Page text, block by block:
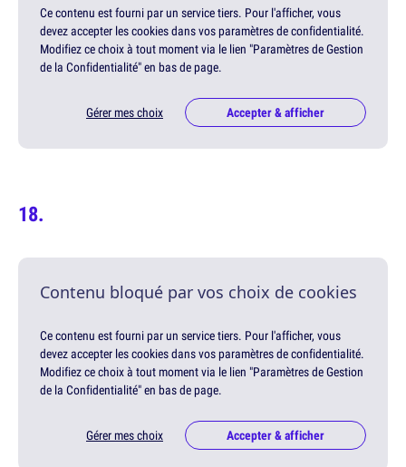
Ce contenu est fourni par un service tiers. Pour l'afficher, vous
devez accepter les cookies dans vos paramètres de confidentialité.
Modifiez ce choix à tout moment via le lien "Paramètres de Gestion
de la Confidentialité" en bas de page.
Gérer mes choix Accepter & afficher
Contenu bloqué par vos choix de cookies
Ce contenu est fourni par un service tiers. Pour l'afficher, vous
devez accepter les cookies dans vos paramètres de confidentialité.
Modifiez ce choix à tout moment via le lien "Paramètres de Gestion
de la Confidentialité" en bas de page.
Gérer mes choix Accepter & afficher